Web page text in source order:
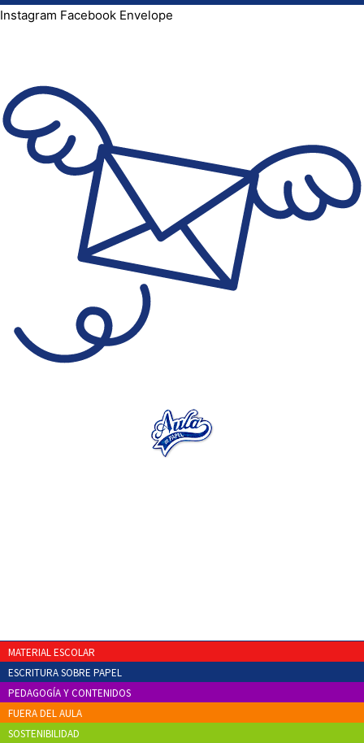
Instagram Facebook Envelope
MATERIAL ESCOLAR
ESCRITURA SOBRE PAPEL
PEDAGOGÍA Y CONTENIDOS
FUERA DEL AULA
SOSTENIBILIDAD